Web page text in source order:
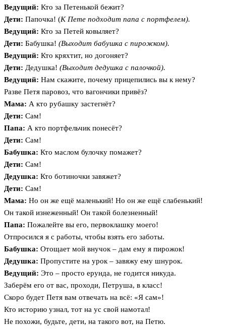
Ведущий: Кто за Петенькой бежит?
Дети: Папочка! (К Пете подходит папа с портфелем).
Ведущий: Кто за Петей ковыляет?
Дети: Бабушка! (Выходит бабушка с пирожком).
Ведущий: Кто кряхтит, но догоняет?
Дети: Дедушка! (Выходит дедушка с палочкой).
Ведущий: Нам скажите, почему прицепились вы к нему?
Разве Петя паровоз, что вагончики привёз?
Мама: А кто рубашку застегнёт?
Дети: Сам!
Папа: А кто портфельчик понесёт?
Дети: Сам!
Бабушка: Кто маслом булочку помажет?
Дети: Сам!
Дедушка: Кто ботиночки завяжет?
Дети: Сам!
Мама: Но он же ещё маленький! Но он же ещё слабенький!
Он такой изнеженный! Он такой болезненный!
Папа: Пожалейте вы его, первоклашку моего!
Отпросился я с работы, чтобы взять его заботы.
Бабушка: Отощает мой внучок – дам ему я пирожок!
Дедушка: Пропустите на урок – завяжу ему шнурок.
Ведущий: Это – просто ерунда, не годится никуда.
Заберём его от вас, проходи, Петруша, в класс!
Скоро будет Петя вам отвечать на всё: «Я сам»!
Кто историю узнал, тот на ус свой намотал!
Не похожи, будьте, дети, на такого вот, на Петю.